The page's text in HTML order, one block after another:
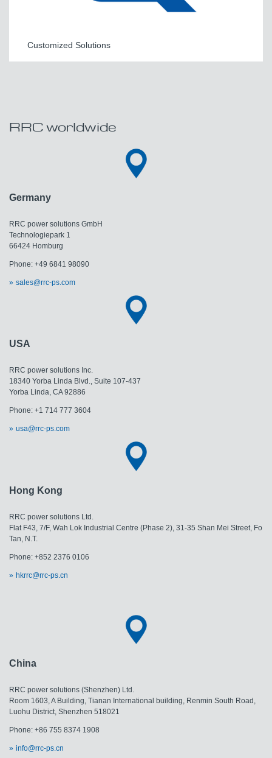
Customized Solutions
RRC worldwide
Germany
RRC power solutions GmbH
Technologiepark 1
66424 Homburg
Phone: +49 6841 98090
sales@rrc-ps.com
USA
RRC power solutions Inc.
18340 Yorba Linda Blvd., Suite 107-437
​​​​​​​Yorba Linda, CA 92886
Phone: +1 714 777 3604
usa@rrc-ps.com
Hong Kong
RRC power solutions Ltd.
Flat F43, 7/F, Wah Lok Industrial Centre (Phase 2), 31-35 Shan Mei Street, Fo
Tan, N.T.
Phone: +852 2376 0106
hkrrc@rrc-ps.cn
China
RRC power solutions (Shenzhen) Ltd.
Room 1603, A Building, Tianan International building, Renmin South Road,
Luohu District, Shenzhen 518021
Phone: +86 755 8374 1908
info@rrc-ps.cn